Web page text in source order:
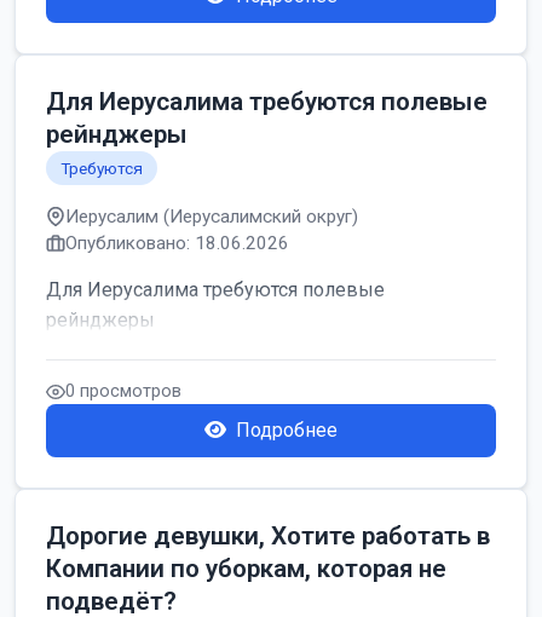
Для Иерусалима требуются полевые
рейнджеры
Требуются
Иерусалим (Иерусалимский округ)
Опубликовано: 18.06.2026
Для Иерусалима требуются полевые
рейнджеры
0 просмотров
Подробнее
Дорогие девушки, Хотите работать в
Компании по уборкам, которая не
подведёт?